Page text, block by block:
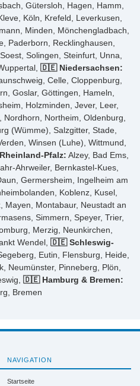
Gütersloh, Hagen, Hamm,
Köln, Krefeld, Leverkusen,
Minden, Mönchengladbach,
Paderborn, Recklinghausen,
Solingen, Steinfurt, Unna,
🇩🇪 Niedersachsen:
Celle, Cloppenburg,
Goslar, Göttingen, Hameln,
Holzminden, Jever, Leer,
Northeim, Oldenburg,
(Wümme), Salzgitter, Stade,
Winsen (Luhe), Wittmund,
Pfalz: Alzey, Bad Ems,
Ahrweiler, Bernkastel-Kues,
Germersheim, Ingelheim am
Koblenz, Kusel,
Mayen, Montabaur, Neustadt an
Simmern, Speyer, Trier,
Merzig, Neunkirchen,
Wendel, 🇩🇪 Schleswig-
Eutin, Flensburg, Heide,
Neumünster, Pinneberg, Plön,
🇩🇪 Hamburg & Bremen:
Bremen
NAVIGATION
Startseite